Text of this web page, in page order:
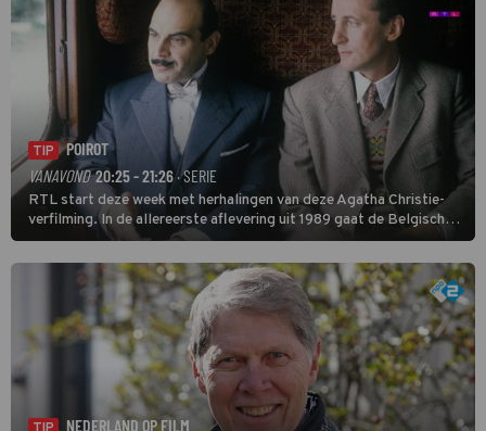
TIP
POIROT
VANAVOND 20:25 - 21:26 · SERIE
RTL start deze week met herhalingen van deze Agatha Christie-
verfilming. In de allereerste aflevering uit 1989 gaat de Belgische
speurder op zoek naar een vermiste kok. Poirot raakt al snel
verwikkeld in een moordzaak. (HH)
NEDERLAND OP FILM